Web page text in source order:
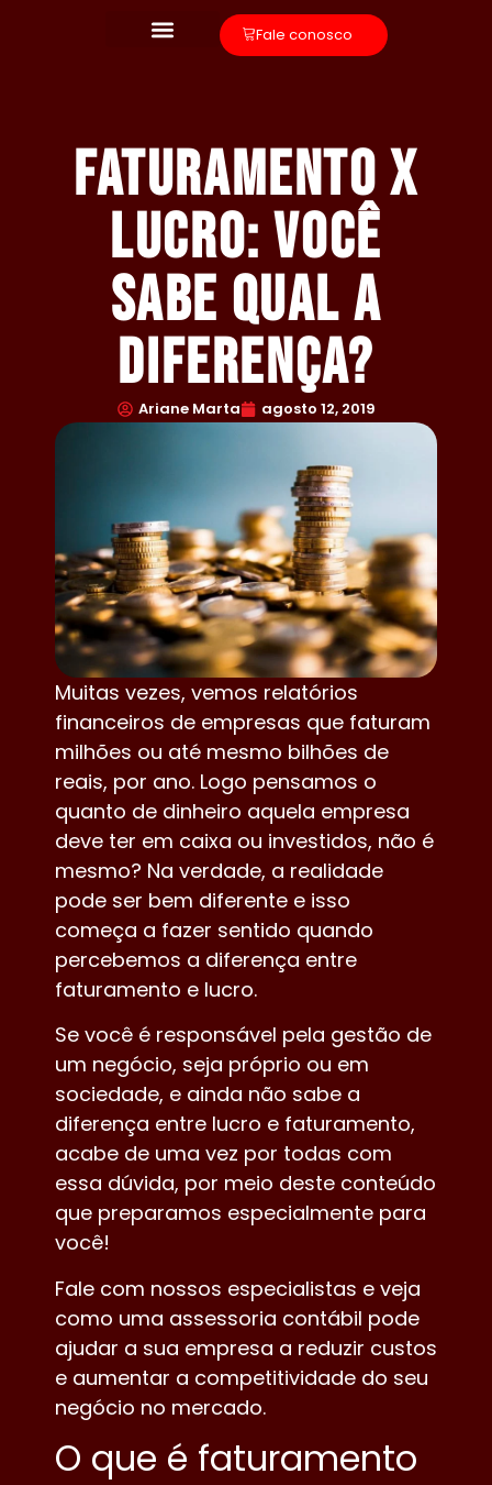
Fale conosco
Faturamento x
lucro: você
sabe qual a
diferença?
Ariane Marta agosto 12, 2019
Muitas vezes, vemos relatórios
financeiros de empresas que faturam
milhões ou até mesmo bilhões de
reais, por ano. Logo pensamos o
quanto de dinheiro aquela empresa
deve ter em caixa ou investidos, não é
mesmo? Na verdade, a realidade
pode ser bem diferente e isso
começa a fazer sentido quando
percebemos a diferença entre
faturamento e lucro.
Se você é responsável pela gestão de
um negócio, seja próprio ou em
sociedade, e ainda não sabe a
diferença entre lucro e faturamento,
acabe de uma vez por todas com
essa dúvida, por meio deste conteúdo
que preparamos especialmente para
você!
Fale com nossos especialistas e veja
como uma assessoria contábil pode
ajudar a sua empresa a reduzir custos
e aumentar a competitividade do seu
negócio no mercado.
O que é faturamento